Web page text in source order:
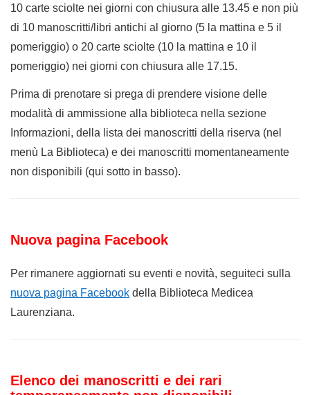
10 carte sciolte nei giorni con chiusura alle 13.45 e non più
di 10 manoscritti/libri antichi al giorno (5 la mattina e 5 il
pomeriggio) o 20 carte sciolte (10 la mattina e 10 il
pomeriggio) nei giorni con chiusura alle 17.15.
Prima di prenotare si prega di prendere visione delle
modalità di ammissione alla biblioteca nella sezione
Informazioni, della lista dei manoscritti della riserva (nel
menù La Biblioteca) e dei manoscritti momentaneamente
non disponibili (qui sotto in basso).
Nuova pagina Facebook
Per rimanere aggiornati su eventi e novità, seguiteci sulla
nuova pagina Facebook della Biblioteca Medicea
Laurenziana.
Elenco dei manoscritti e dei rari